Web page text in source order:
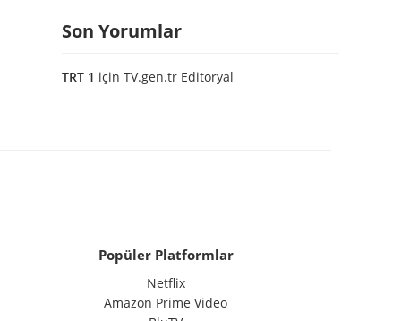
Son Yorumlar
TRT 1 için TV.gen.tr Editoryal
Popüler Platformlar
Netflix
Amazon Prime Video